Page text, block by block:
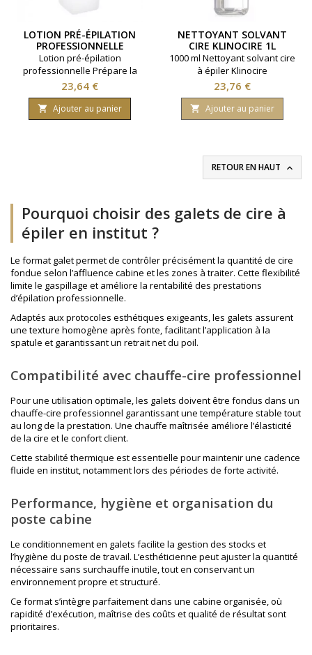
LOTION PRÉ-ÉPILATION
PROFESSIONNELLE
1000ML
Lotion pré-épilation
professionnelle Prépare la
peau. Contenance 1000ml.
Prix
23,64 €
 Ajouter au panier
NETTOYANT SOLVANT
CIRE KLINOCIRE 1L
1000 ml Nettoyant solvant cire
à épiler Klinocire
Prix
23,76 €
 Ajouter au panier
RETOUR EN HAUT 
Pourquoi choisir des galets de cire à
épiler en institut ?
Le format galet permet de contrôler précisément la quantité de cire
fondue selon l’affluence cabine et les zones à traiter. Cette flexibilité
limite le gaspillage et améliore la rentabilité des prestations
d’épilation professionnelle.
Adaptés aux protocoles esthétiques exigeants, les galets assurent
une texture homogène après fonte, facilitant l’application à la
spatule et garantissant un retrait net du poil.
Compatibilité avec chauffe-cire professionnel
Pour une utilisation optimale, les galets doivent être fondus dans un
chauffe-cire professionnel garantissant une température stable tout
au long de la prestation. Une chauffe maîtrisée améliore l’élasticité
de la cire et le confort client.
Cette stabilité thermique est essentielle pour maintenir une cadence
fluide en institut, notamment lors des périodes de forte activité.
Performance, hygiène et organisation du
poste cabine
Le conditionnement en galets facilite la gestion des stocks et
l’hygiène du poste de travail. L’esthéticienne peut ajuster la quantité
nécessaire sans surchauffe inutile, tout en conservant un
environnement propre et structuré.
Ce format s’intègre parfaitement dans une cabine organisée, où
rapidité d’exécution, maîtrise des coûts et qualité de résultat sont
prioritaires.